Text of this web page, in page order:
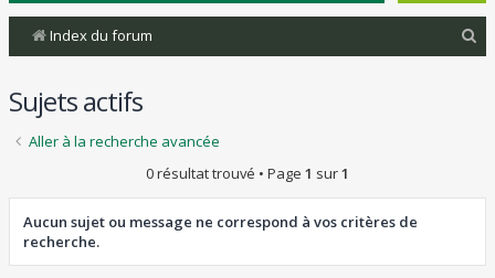
Index du forum
Sujets actifs
Aller à la recherche avancée
0 résultat trouvé • Page 1 sur1
Aucun sujet ou message ne correspond à vos critères de
recherche.